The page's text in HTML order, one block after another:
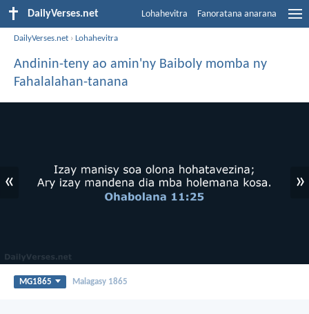
DailyVerses.net Lohahevitra Fanoratana anarana
DailyVerses.net ›Lohahevitra
Andinin-teny ao amin'ny Baiboly momba ny
Fahalalahan-tanana
« »
MG1865 Malagasy 1865